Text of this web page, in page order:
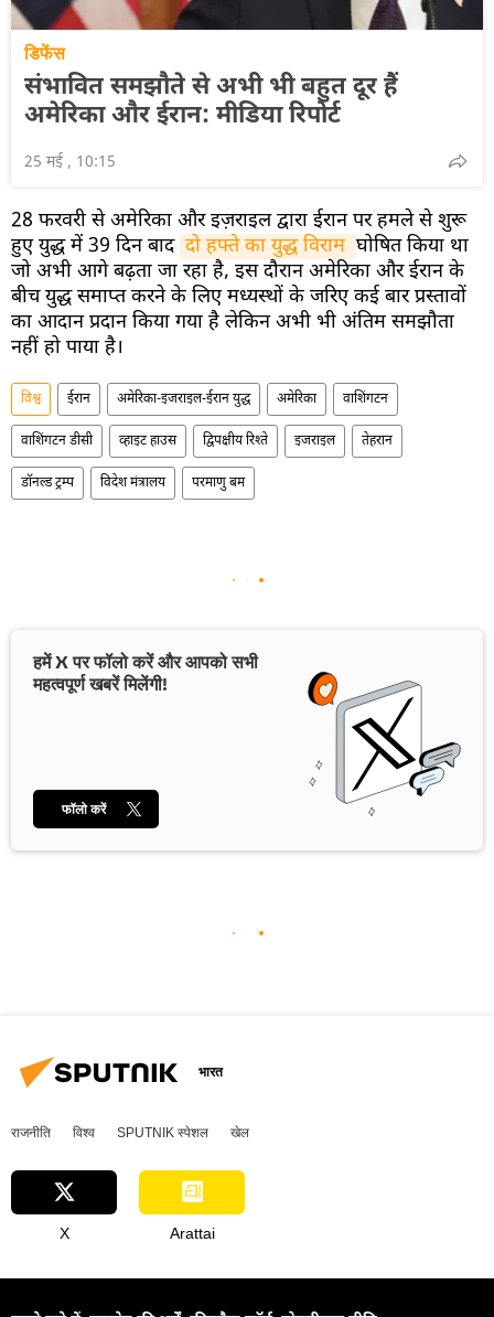
डिफेंस
संभावित समझौते से अभी भी बहुत दूर हैं
अमेरिका और ईरान: मीडिया रिपोर्ट
25 मई , 10:15
28 फरवरी से अमेरिका और इज़राइल द्वारा ईरान पर हमले से शुरू
हुए युद्ध में 39 दिन बाद दो हफ्ते का युद्ध विराम घोषित किया था
जो अभी आगे बढ़ता जा रहा है, इस दौरान अमेरिका और ईरान के
बीच युद्ध समाप्त करने के लिए मध्यस्थों के जरिए कई बार प्रस्तावों
का आदान प्रदान किया गया है लेकिन अभी भी अंतिम समझौता
नहीं हो पाया है।
विश्व ईरान अमेरिका-इजराइल-ईरान युद्ध अमेरिका वाशिंगटन
वाशिंगटन डीसी व्हाइट हाउस द्विपक्षीय रिश्ते इजराइल तेहरान
डॉनल्ड ट्रम्प विदेश मंत्रालय परमाणु बम
हमें X पर फॉलो करें और आपको सभी
महत्वपूर्ण खबरें मिलेंगी!
फॉलो करें
भारत
राजनीति विश्व SPUTNIK स्पेशल खेल
X Arattai